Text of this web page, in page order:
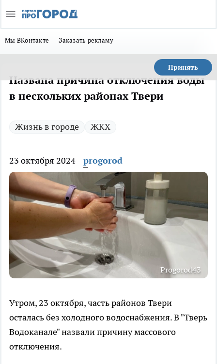
Мы ВКонтакте Заказать рекламу
Принять
Названа причина отключения воды
в нескольких районах Твери
Жизнь в городе ЖКХ
23 октября 2024 progorod
Progorod43
Утром, 23 октября, часть районов Твери
осталась без холодного водоснабжения. В "Тверь
Водоканале" назвали причину массового
отключения.